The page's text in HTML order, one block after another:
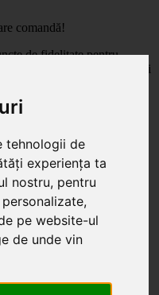
tehnologii de
experiența ta
nostru, pentru
pe website-ul
de unde vin
comandă!
de fidelitate pentru
cu atât economisești mai
de 350 Lei. Comanda minimă în
1 - 2 zile lucrătoare.